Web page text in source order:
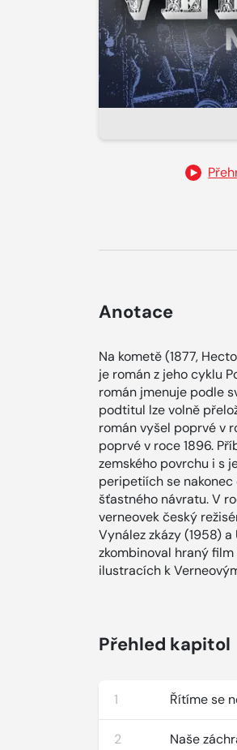
Anotace
Na kometě (1877,
je román z jeho cyklu
román jmenuje podle
podtitul lze volně
román vyšel poprvé v
poprvé v roce 1896.
zemského povrchu i s
peripetiích se
šťastného návratu. V
verneovek český
Vynález zkázy (1958)
zkombinoval hraný
ilustracích k
Přehled kapitol
1 Řítíme se
2 Naše